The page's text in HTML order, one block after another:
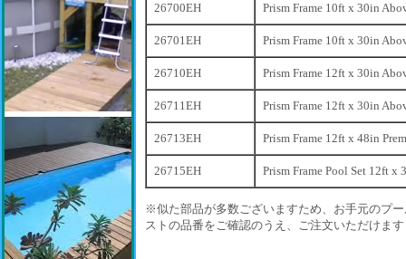
26700EH Prism Frame 10ft x 30in
26701EH Prism Frame 10ft x 30in
26710EH Prism Frame 12ft x 30in
26711EH Prism Frame 12ft x 30in
26713EH Prism Frame 12ft x 48in
26715EH Prism Frame Pool Set 12ft x
※似た部品が多数ございますため、お手元のプ
ストの品番をご確認のうえ、ご注文いただけま